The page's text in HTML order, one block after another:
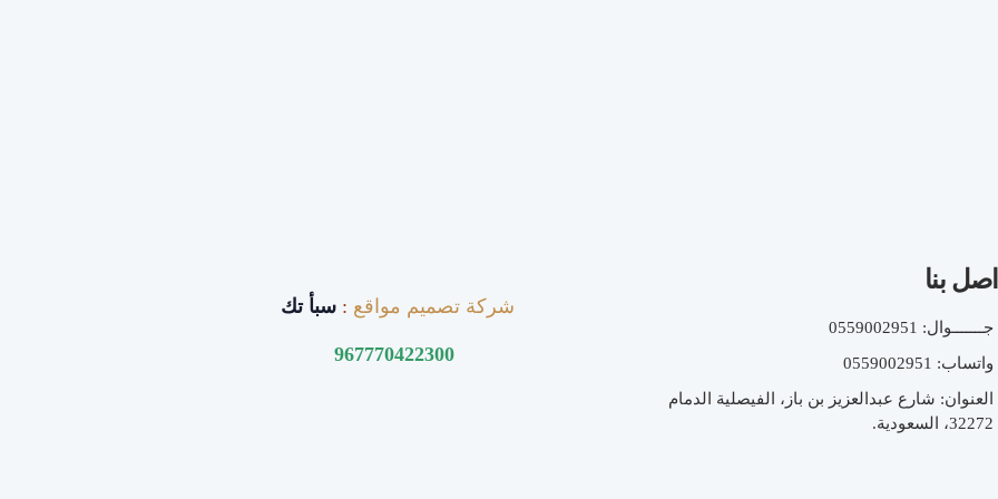
بنا
جـــــــوال: 0559002951
واتساب: 0559002951
العنوان: شارع عبدالعزيز بن باز، الفيصلية الدمام
32272، السعودية.
شركة تصميم مواقع :سبأ تك
967770422300